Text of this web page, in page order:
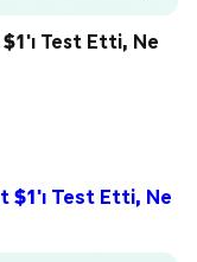
Test Etti, Ne
$1'ı Test Etti, Ne